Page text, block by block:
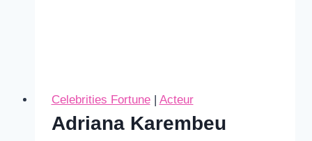
Celebrities Fortune| Acteur
Adriana Karembeu